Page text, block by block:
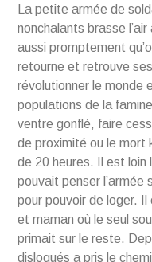
La petite armée de
nonchalants brasse
aussi promptement
retourne et retrouve
révolutionner le monde
populations de la
ventre gonflé, faire
de proximité ou le mort
de 20 heures. Il est loin
pouvait penser
pour pouvoir de loger.
et maman où le seul
primait sur le reste.
disloqués a pris le